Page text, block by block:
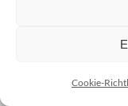
Cookie-